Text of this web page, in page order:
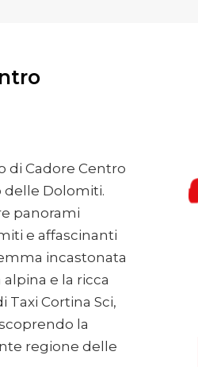
di Cadore Centro
delle Dolomiti.
panorami
e affascinanti
incastonata
e la ricca
Taxi Cortina Sci,
la
regione delle